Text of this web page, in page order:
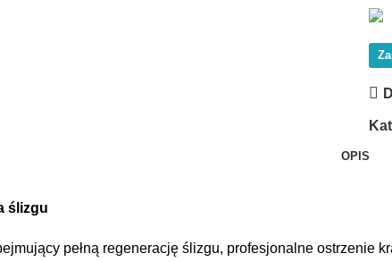
OPIS
ślizgu
pełną regenerację ślizgu, profesjonalne ostrzenie